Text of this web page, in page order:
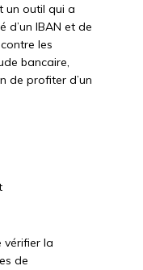
un outil qui a
IBAN et de
les
bancaire,
de profiter d’un
vérifier la
de